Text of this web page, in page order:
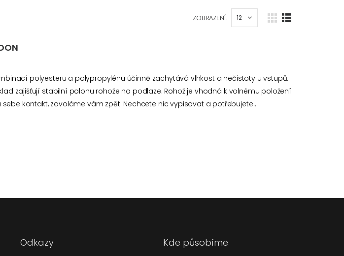
ZOBRAZENÍ:
polyesteru a polypropylénu účinně zachytává vlhkost a nečistoty u vstupů.
zajišťují stabilní polohu rohože na podlaze. Rohož je vhodná k volnému položení
kontakt, zavoláme vám zpět! Nechcete nic vypisovat a potřebujete…
Odkazy Kde působíme